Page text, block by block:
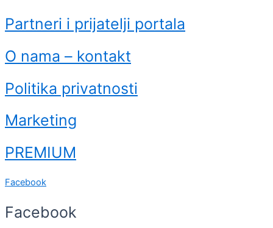
Partneri i prijatelji portala
O nama – kontakt
Politika privatnosti
Marketing
PREMIUM
Facebook
Facebook